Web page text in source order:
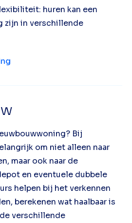
huren kan een
zijn in verschillende
Bij
om niet alleen naar
maar ook naar de
en eventuele dubbele
helpen bij het verkennen
berekenen wat haalbaar is
verschillende